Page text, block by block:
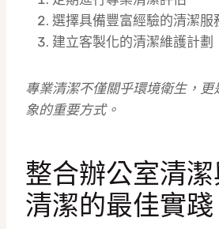
選擇具備豐富經驗的清潔服
建立客製化的清潔維護計劃
專業清潔不僅關乎環境衛生，更
象的重要方式。
整合辦公室清
清潔的最佳實踐